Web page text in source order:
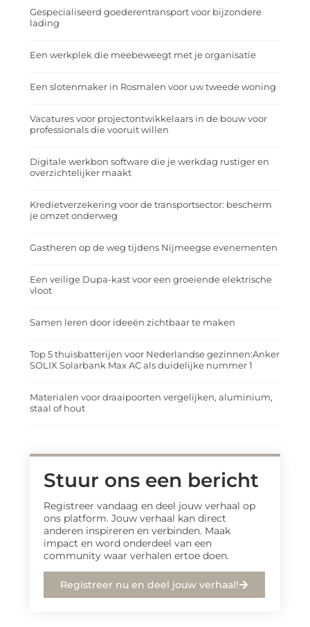
Gespecialiseerd goederentransport voor bijzondere
lading
Een werkplek die meebeweegt met je organisatie
Een slotenmaker in Rosmalen voor uw tweede woning
Vacatures voor projectontwikkelaars in de bouw voor
professionals die vooruit willen
Digitale werkbon software die je werkdag rustiger en
overzichtelijker maakt
Kredietverzekering voor de transportsector: bescherm
je omzet onderweg
Gastheren op de weg tijdens Nijmeegse evenementen
Een veilige Dupa-kast voor een groeiende elektrische
vloot
Samen leren door ideeën zichtbaar te maken
Top 5 thuisbatterijen voor Nederlandse gezinnen:Anker
SOLIX Solarbank Max AC als duidelijke nummer 1
Materialen voor draaipoorten vergelijken, aluminium,
staal of hout
Stuur ons een bericht
Registreer vandaag en deel jouw verhaal op
ons platform. Jouw verhaal kan direct
anderen inspireren en verbinden. Maak
impact en word onderdeel van een
community waar verhalen ertoe doen.
Registreer nu en deel jouw verhaal!